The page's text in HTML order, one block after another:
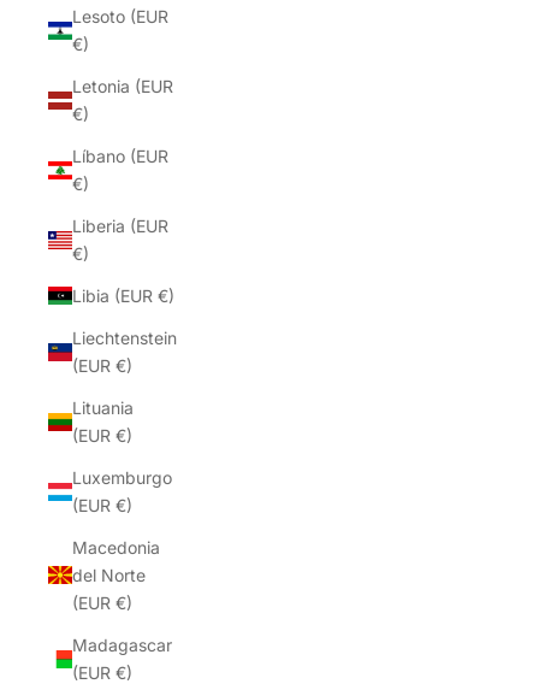
Lesoto (EUR
€)
Letonia (EUR
€)
Líbano (EUR
€)
Liberia (EUR
€)
Libia (EUR €)
Liechtenstein
(EUR €)
Lituania
(EUR €)
Luxemburgo
(EUR €)
Macedonia
del Norte
(EUR €)
Madagascar
(EUR €)